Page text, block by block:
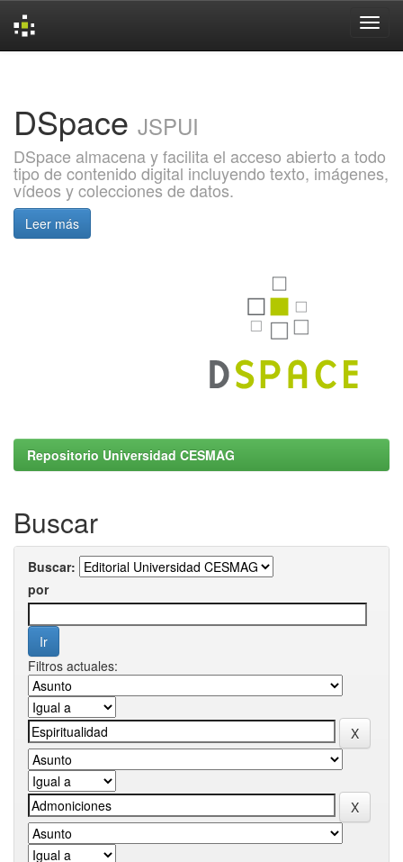
DSpace JSPUI
DSpace almacena y facilita el acceso abierto a todo
tipo de contenido digital incluyendo texto, imágenes,
vídeos y colecciones de datos.
Leer más
Repositorio Universidad CESMAG
Buscar
Buscar:
por
Filtros actuales: